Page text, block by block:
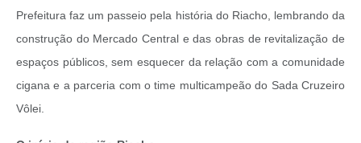
Prefeitura faz um passeio pela história do Riacho, lembrando da
construção do Mercado Central e das obras de revitalização de
espaços públicos, sem esquecer da relação com a comunidade
cigana e a parceria com o time multicampeão do Sada Cruzeiro
Vôlei.